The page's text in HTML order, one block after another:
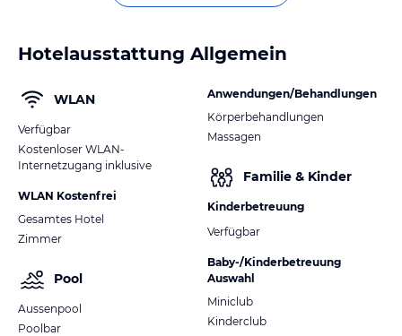
Hotelausstattung Allgemein
WLAN
Verfügbar
Kostenloser WLAN-
Internetzugang inklusive
WLAN Kostenfrei
Gesamtes Hotel
Zimmer
Pool
Aussenpool
Poolbar
Anwendungen/Behandlungen
Körperbehandlungen
Massagen
Familie & Kinder
Kinderbetreuung
Verfügbar
Baby-/Kinderbetreuung
Auswahl
Miniclub
Kinderclub